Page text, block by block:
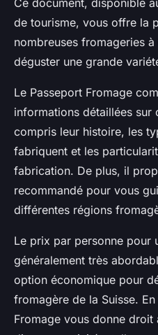
Ce document, disponible
de tourisme, vous offre la
nombreuses fromageries
déguster une grande
Le Passeport Fromage
informations détaillées sur
compris leur histoire, les
fabriquent et les
fabrication. De plus, il
recommandé pour vous
différentes régions
Le prix par personne pour
généralement très
option économique pour
fromagère de la Suisse.
Fromage vous donne droit